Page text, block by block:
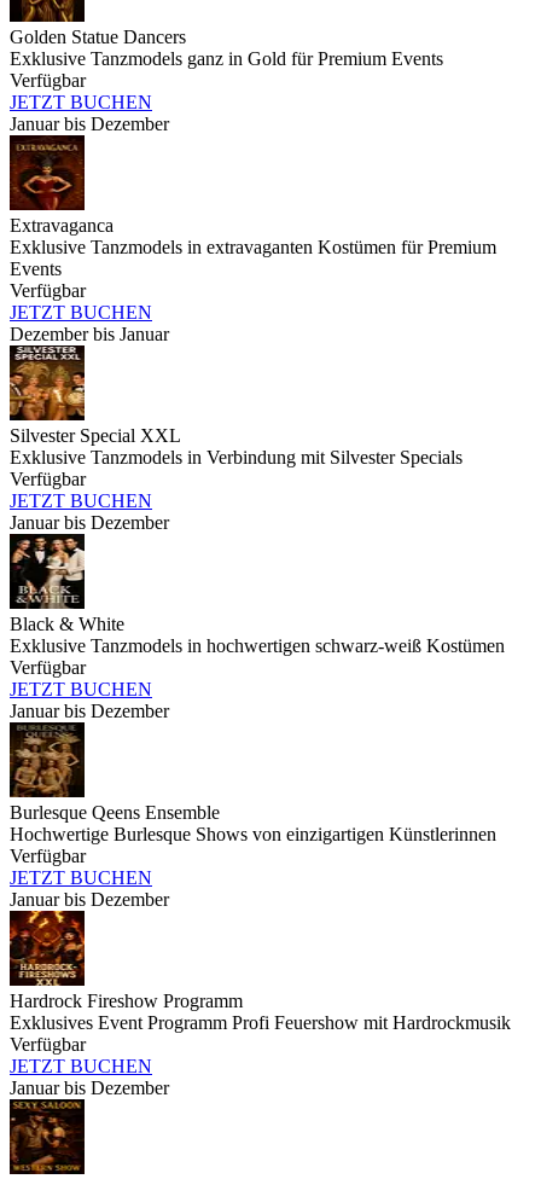
Golden Statue Dancers
Exklusive Tanzmodels ganz in Gold für Premium Events
Verfügbar
JETZT BUCHEN
Januar bis Dezember
Extravaganca
Exklusive Tanzmodels in extravaganten Kostümen für Premium
Events
Verfügbar
JETZT BUCHEN
Dezember bis Januar
Silvester Special XXL
Exklusive Tanzmodels in Verbindung mit Silvester Specials
Verfügbar
JETZT BUCHEN
Januar bis Dezember
Black & White
Exklusive Tanzmodels in hochwertigen schwarz-weiß Kostümen
Verfügbar
JETZT BUCHEN
Januar bis Dezember
Burlesque Qeens Ensemble
Hochwertige Burlesque Shows von einzigartigen Künstlerinnen
Verfügbar
JETZT BUCHEN
Januar bis Dezember
Hardrock Fireshow Programm
Exklusives Event Programm Profi Feuershow mit Hardrockmusik
Verfügbar
JETZT BUCHEN
Januar bis Dezember